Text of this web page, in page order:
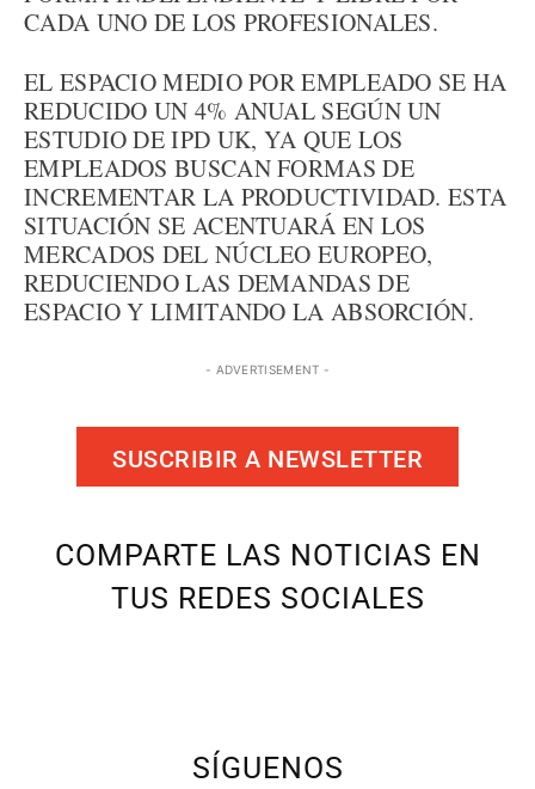
CADA UNO DE LOS PROFESIONALES.
EL ESPACIO MEDIO POR EMPLEADO SE HA
REDUCIDO UN 4% ANUAL SEGÚN UN
ESTUDIO DE IPD UK, YA QUE LOS
EMPLEADOS BUSCAN FORMAS DE
INCREMENTAR LA PRODUCTIVIDAD. ESTA
SITUACIÓN SE ACENTUARÁ EN LOS
MERCADOS DEL NÚCLEO EUROPEO,
REDUCIENDO LAS DEMANDAS DE
ESPACIO Y LIMITANDO LA ABSORCIÓN.
- ADVERTISEMENT -
SUSCRIBIR A NEWSLETTER
COMPARTE LAS NOTICIAS EN
TUS REDES SOCIALES
SÍGUENOS